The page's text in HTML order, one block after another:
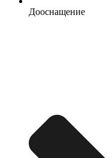
Дооснащение